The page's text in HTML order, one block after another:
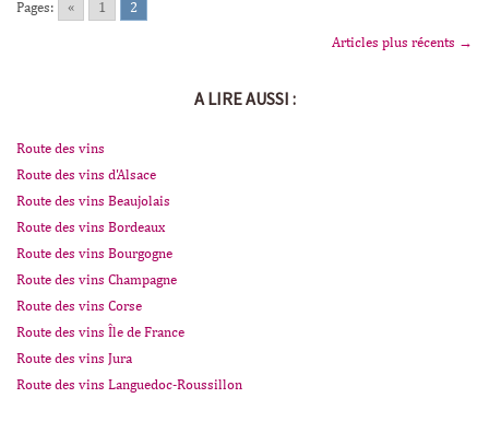
Pages: « 1 2
Articles plus récents →
A LIRE AUSSI :
Route des vins
Route des vins d'Alsace
Route des vins Beaujolais
Route des vins Bordeaux
Route des vins Bourgogne
Route des vins Champagne
Route des vins Corse
Route des vins Île de France
Route des vins Jura
Route des vins Languedoc-Roussillon